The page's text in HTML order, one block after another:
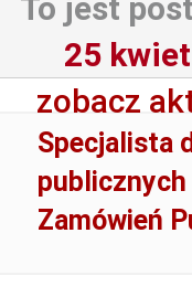
To jest
25
zobacz
Specjalista
publicznych
Zamówień